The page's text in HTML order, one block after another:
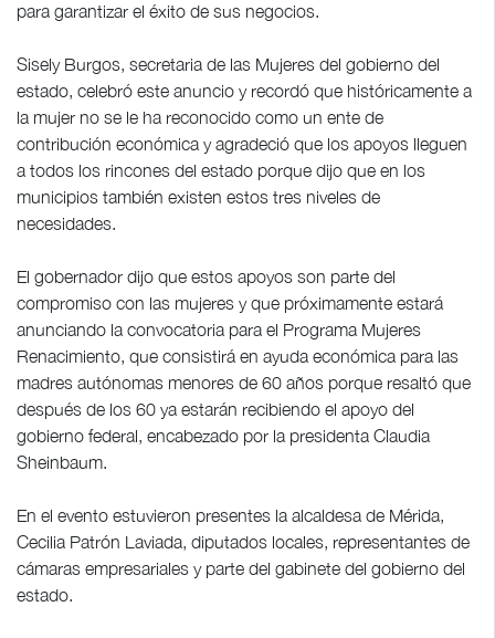
para garantizar el éxito de sus negocios.
Sisely Burgos, secretaria de las Mujeres del gobierno del
estado, celebró este anuncio y recordó que históricamente a
la mujer no se le ha reconocido como un ente de
contribución económica y agradeció que los apoyos lleguen
a todos los rincones del estado porque dijo que en los
municipios también existen estos tres niveles de
necesidades.
El gobernador dijo que estos apoyos son parte del
compromiso con las mujeres y que próximamente estará
anunciando la convocatoria para el Programa Mujeres
Renacimiento, que consistirá en ayuda económica para las
madres autónomas menores de 60 años porque resaltó que
después de los 60 ya estarán recibiendo el apoyo del
gobierno federal, encabezado por la presidenta Claudia
Sheinbaum.
En el evento estuvieron presentes la alcaldesa de Mérida,
Cecilia Patrón Laviada, diputados locales, representantes de
cámaras empresariales y parte del gabinete del gobierno del
estado.